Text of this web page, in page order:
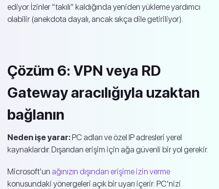
ediyor. İzinler “takılı” kaldığında yeniden yükleme yardımcı
olabilir (anekdota dayalı, ancak sıkça dile getiriliyor).
Çözüm 6: VPN veya RD
Gateway aracılığıyla uzaktan
bağlanın
Neden işe yarar:PC adları ve özel IP adresleri yerel
kaynaklardır. Dışarıdan erişim için ağa güvenli bir yol gerekir.
Microsoft’un ağınızın dışından erişime izin verme
konusundaki yönergeleri açık bir uyarı içerir: PC’nizi